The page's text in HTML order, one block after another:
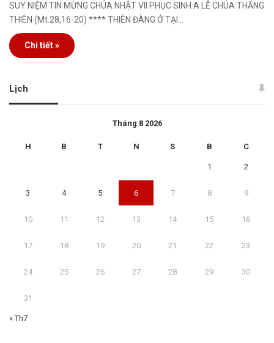
SUY NIỆM TIN MỪNG CHÚA NHẬT VII PHỤC SINH A LỄ CHÚA THĂNG
THIÊN (Mt.28,16-20) **** THIÊN ĐÀNG Ở TẠI…
Chi tiết »
Lịch
Tháng 8 2026
H B T N S B C
1 2
3 4 5 6 7 8 9
10 11 12 13 14 15 16
17 18 19 20 21 22 23
24 25 26 27 28 29 30
31
« Th7